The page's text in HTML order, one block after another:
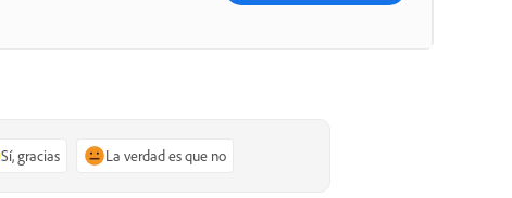
Sí, gracias La verdad es que no